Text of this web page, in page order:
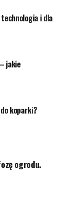
i dla
jakie
do koparki?
ogrodu.